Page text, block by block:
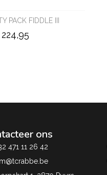
PACK FIDDLE III
224,95
ons
471 11 26 42